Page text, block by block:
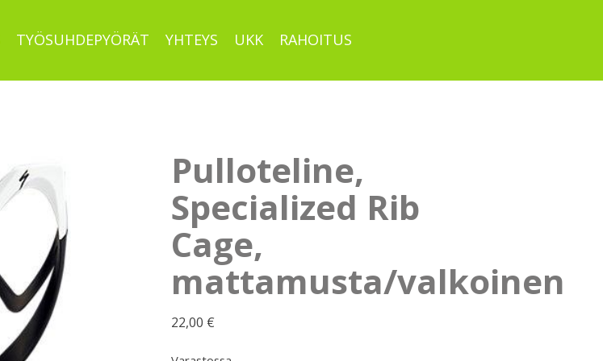
TYÖSUHDEPYÖRÄT YHTEYS UKK RAHOITUS
Pulloteline,
Specialized Rib
Cage,
mattamusta/valkoinen
22,00 €